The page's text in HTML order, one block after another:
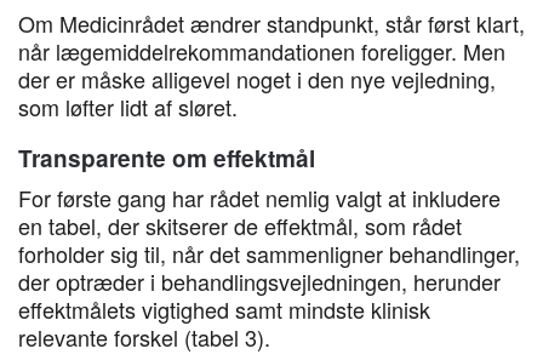
Om Medicinrådet ændrer standpunkt, står først klart,
når lægemiddelrekommandationen foreligger. Men
der er måske alligevel noget i den nye vejledning,
som løfter lidt af sløret.
Transparente om effektmål
For første gang har rådet nemlig valgt at inkludere
en tabel, der skitserer de effektmål, som rådet
forholder sig til, når det sammenligner behandlinger,
der optræder i behandlingsvejledningen, herunder
effektmålets vigtighed samt mindste klinisk
relevante forskel (tabel 3).